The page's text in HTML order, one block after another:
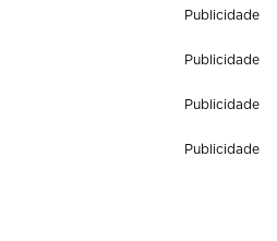
Publicidade
Publicidade
Publicidade
Publicidade